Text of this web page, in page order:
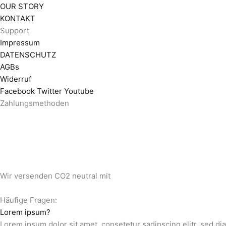
OUR STORY
KONTAKT
Support
Impressum
DATENSCHUTZ
AGBs
Widerruf
Facebook Twitter Youtube
Zahlungsmethoden
Wir versenden CO2 neutral mit
Häufige Fragen:
Lorem ipsum?
Lorem ipsum dolor sit amet, consetetur sadipscing elitr, sed